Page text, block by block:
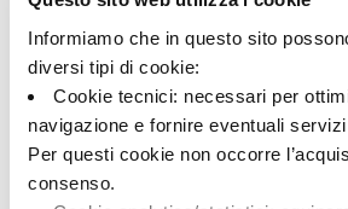
Informiamo che in questo sito
diversi tipi di cookie:
Cookie tecnici: necessari per
navigazione e fornire eventuali servizi
Per questi cookie non occorre
consenso.
Unité de
Share: